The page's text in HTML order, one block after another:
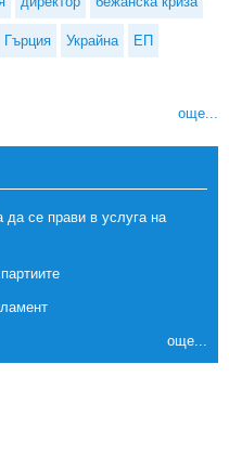
Гърция Украйна ЕП
още...
се прави в услуга на
още...